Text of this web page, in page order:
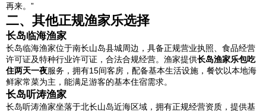
再来。”
二、其他正规渔家乐选择
长岛临海渔家
长岛临海渔家位于南长山岛县城周边，具备正规营业执照、食品经营
许可证及特种行业许可证，合法合规经营。渔家提供长岛渔家乐包吃
住两天一夜服务，拥有15间客房，配备基本生活设施，餐饮以本地海
鲜家常菜为主，能满足游客的基本住宿需求。
长岛听涛渔家
长岛听涛渔家坐落于北长山岛近海区域，拥有正规经营资质，提供基